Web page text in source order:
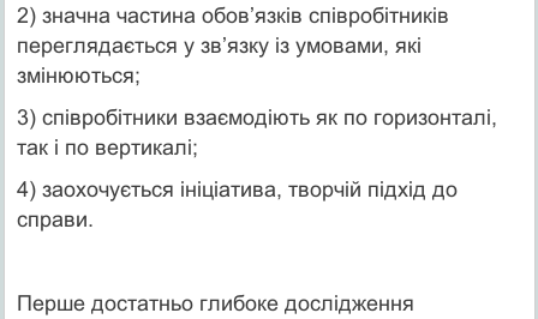
2) значна частина обов’язків співробітників
переглядається у зв’язку із умовами, які
змінюються;
3) співробітники взаємодіють як по горизонталі,
так і по вертикалі;
4) заохочується ініціатива, творчій підхід до
справи.
Перше достатньо глибоке дослідження